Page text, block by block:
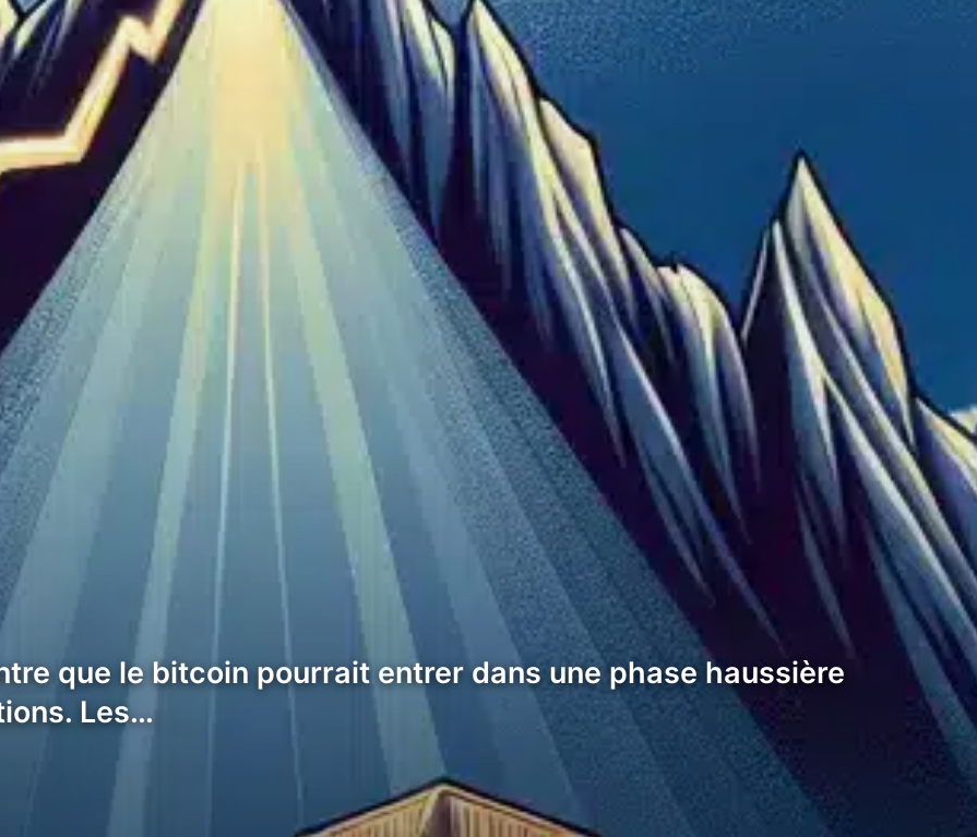
que le bitcoin pourrait entrer dans une phase haussière
Les…